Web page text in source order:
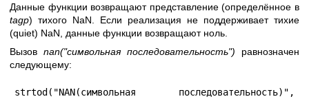
Данные функции возвращают представление (определённое в
tagp) тихого NaN. Если реализация не поддерживает тихие
(quiet) NaN, данные функции возвращают ноль.
Вызов nan("символьная последовательность") равнозначен
следующему:
strtod("NAN(символьная последовательность)",